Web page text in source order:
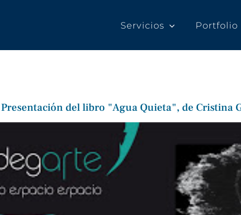
Servicios Portfolio
del libro "Agua Quieta", de Cristina